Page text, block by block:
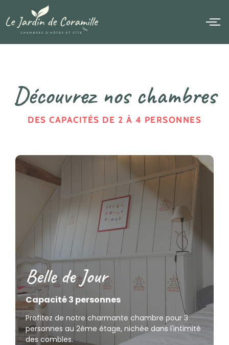
Découvrez nos chambres
DES CAPACITÉS DE 2 À 4 PERSONNES
Belle de Jour
Capacité 3 personnes
Profitez de notre charmante chambre pour 3
personnes au 2ème étage, nichée dans l'intimité
des combles.